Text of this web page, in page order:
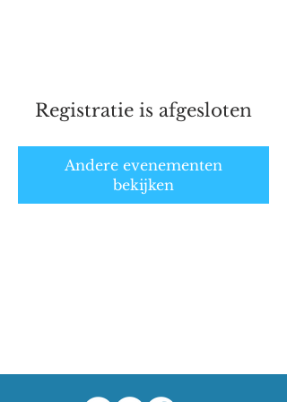
Registratie is afgesloten
Andere evenementen
bekijken